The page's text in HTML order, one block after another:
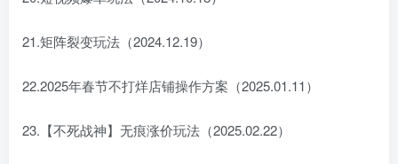
21.矩阵裂变玩法（2024.12.19）
22.2025年春节不打烊店铺操作方案（2025.01.11）
23.【不死战神】无痕涨价玩法（2025.02.22）